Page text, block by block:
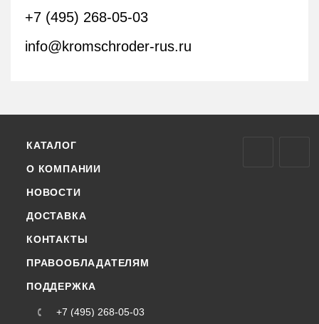
+7 (495) 268-05-03
info@kromschroder-rus.ru
КАТАЛОГ
О КОМПАНИИ
НОВОСТИ
ДОСТАВКА
КОНТАКТЫ
ПРАВООБЛАДАТЕЛЯМ
ПОДДЕРЖКА
+7 (495) 268-05-03